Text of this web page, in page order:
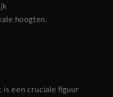
hoogten.
een cruciale figuur